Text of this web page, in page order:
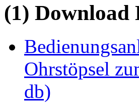
(1) Download
Ohrstöpsel
db)